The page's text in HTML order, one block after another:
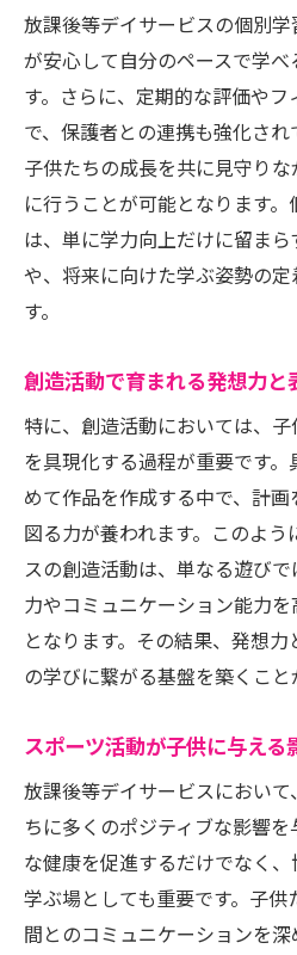
放課後等デイサービスの個別
が安心して自分のペースで学
す。さらに、定期的な評価や
で、保護者との連携も強化され
子供たちの成長を共に見守り
に行うことが可能となります
は、単に学力向上だけに留ま
や、将来に向けた学ぶ姿勢の
す。
創造活動で育まれる発想力と
特に、創造活動においては、
を具現化する過程が重要です
めて作品を作成する中で、計
図る力が養われます。このよ
スの創造活動は、単なる遊び
力やコミュニケーション能力
となります。その結果、発想
の学びに繋がる基盤を築くこと
スポーツ活動が子供に与える
放課後等デイサービスにおい
ちに多くのポジティブな影響
な健康を促進するだけでなく
学ぶ場としても重要です。子
間とのコミュニケーションを